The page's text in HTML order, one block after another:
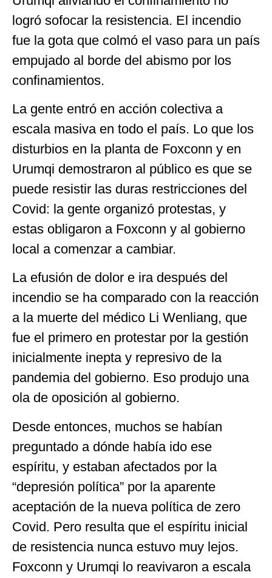
logró sofocar la resistencia. El incendio
fue la gota que colmó el vaso para un país
empujado al borde del abismo por los
confinamientos.
La gente entró en acción colectiva a
escala masiva en todo el país. Lo que los
disturbios en la planta de Foxconn y en
Urumqi demostraron al público es que se
puede resistir las duras restricciones del
Covid: la gente organizó protestas, y
estas obligaron a Foxconn y al gobierno
local a comenzar a cambiar.
La efusión de dolor e ira después del
incendio se ha comparado con la reacción
a la muerte del médico Li Wenliang, que
fue el primero en protestar por la gestión
inicialmente inepta y represivo de la
pandemia del gobierno. Eso produjo una
ola de oposición al gobierno.
Desde entonces, muchos se habían
preguntado a dónde había ido ese
espíritu, y estaban afectados por la
“depresión política” por la aparente
aceptación de la nueva política de zero
Covid. Pero resulta que el espíritu inicial
de resistencia nunca estuvo muy lejos.
Foxconn y Urumqi lo reavivaron a escala